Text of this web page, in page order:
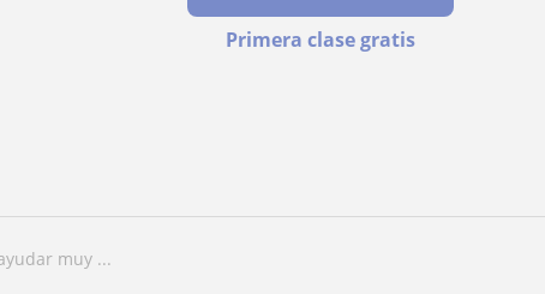
Primera clase gratis
muy ...